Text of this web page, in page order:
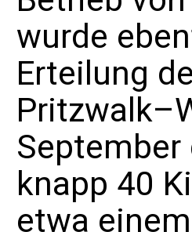
wurde
Erteilung
knapp 40
etwa